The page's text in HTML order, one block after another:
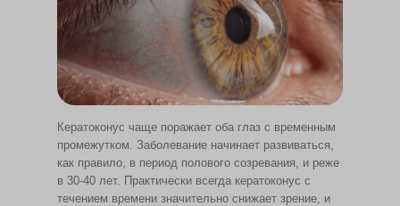
Кератоконус чаще поражает оба глаз с временным
промежутком. Заболевание начинает развиваться,
как правило, в период полового созревания, и реже
в 30-40 лет. Практически всегда кератоконус с
течением времени значительно снижает зрение, и